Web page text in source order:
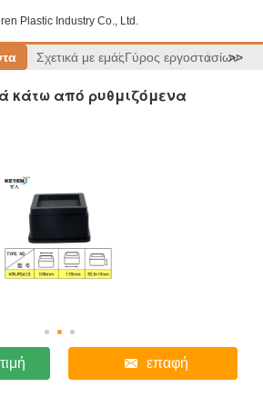
Plastic Industry Co., Ltd.
Σχετικά με εμάςΓύρος εργοστασίων
>>
κάτω από ρυθμιζόμενα
επαφή